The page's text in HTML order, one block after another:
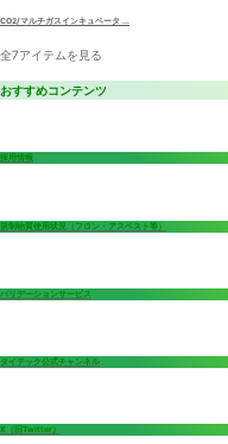
CO2/マルチガスインキュベータ ...
全7アイテムを見る
おすすめコンテンツ
採用情報
規制物質使用状況（フロン・アスベスト等）
バリデーションサービス
タイテック公式チャンネル
X（旧Twitter）